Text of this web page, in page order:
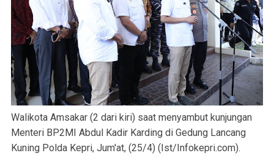
Walikota Amsakar (2 dari kiri) saat menyambut kunjungan
Menteri BP2MI Abdul Kadir Karding di Gedung Lancang
Kuning Polda Kepri, Jum'at, (25/4) (Ist/Infokepri.com).